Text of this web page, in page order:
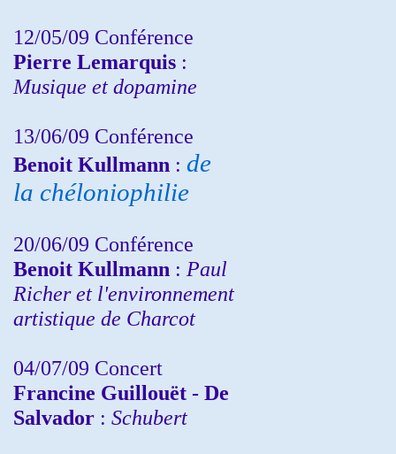
12/05/09 Conférence
Pierre Lemarquis :
Musique et dopamine
13/06/09 Conférence
Benoit Kullmann : de
la chéloniophilie
20/06/09 Conférence
Benoit Kullmann : Paul
Richer et l'environnement
artistique de Charcot
04/07/09 Concert
Francine Guillouët - De
Salvador : Schubert